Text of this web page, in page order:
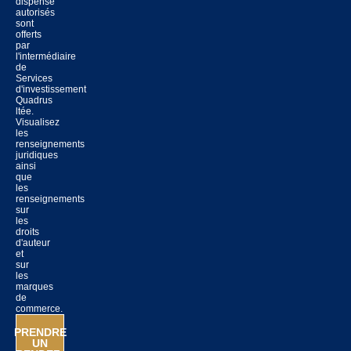
autorisés
sont
offerts
par
l'intermédiaire
de
Services
d'investissement
Quadrus
ltée.
Visualisez
les
renseignements
juridiques
ainsi
que
les
renseignements
sur
les
droits
d'auteur
et
sur
les
marques
de
commerce.
PRENDRE
UN